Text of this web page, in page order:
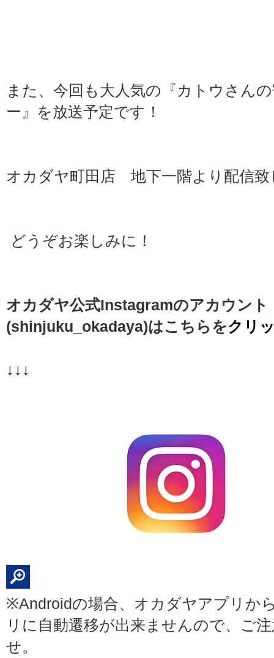
また、今回も大人気の『カトウさん
ー』を放送予定です！
オカダヤ町田店 地下一階より配信致
どうぞお楽しみに！
オカダヤ公式Instagramのアカウント
(shinjuku_okadaya)はこちらをクリ
↓↓↓
※Androidの場合、オカダヤアプリか
リに自動遷移が出来ませんので、ご
せ。